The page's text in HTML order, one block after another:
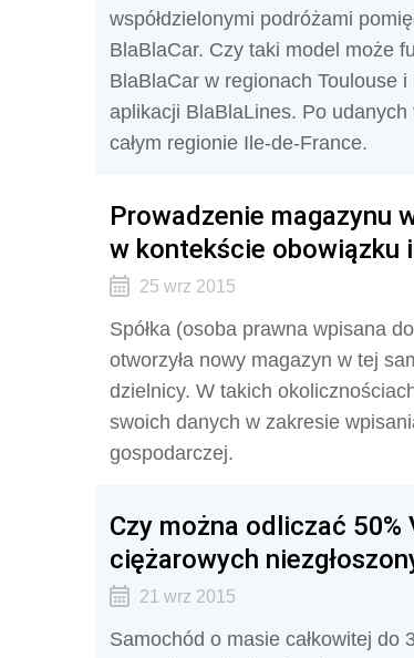
współdzielonymi podróżami
BlaBlaCar. Czy taki model może
BlaBlaCar w regionach Toulouse
aplikacji BlaBlaLines. Po
całym regionie Ile-de-France.
Prowadzenie magazynu
w kontekście obowiązku
25 wrz 2015
Spółka (osoba prawna wpisana
otworzyła nowy magazyn w tej
dzielnicy. W takich
swoich danych w zakresie
gospodarczej.
Czy można odliczać
ciężarowych
21 wrz 2015
Samochód o masie całkowitej do